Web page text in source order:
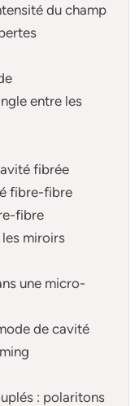
du champ
entre les
fibrée
fibre-fibre
fibre
miroirs
une micro-
de cavité
: polaritons